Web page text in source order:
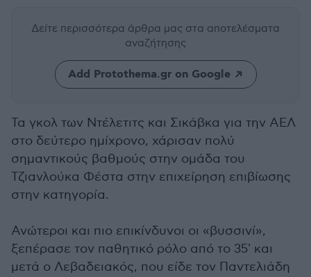
Δείτε περισσότερα άρθρα μας στα αποτελέσματα
αναζήτησης
Add Protothema.gr on Google
Τα γκολ των Ντέλετιτς και Σικάβκα για την ΑΕΛ
στο δεύτερο ημίχρονο, χάρισαν πολύ
σημαντικούς βαθμούς στην ομάδα του
Τζιανλούκα Φέστα στην επιχείρηση επιβίωσης
στην κατηγορία.
Ανώτεροι και πιο επικίνδυνοι οι «βυσσινί»,
ξεπέρασε τον παθητικό ρόλο από το 35' και
μετά ο Λεβαδειακός, που είδε τον Παντελιάδη